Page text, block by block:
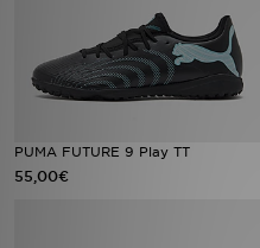
PUMA FUTURE 9 Play TT
55,00€